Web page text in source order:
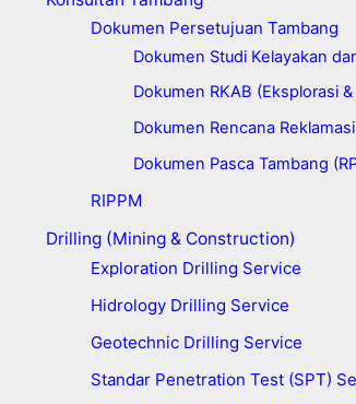
Dokumen Persetujuan Tambang
Dokumen Studi Kelayakan
Dokumen RKAB (Eksplorasi
Dokumen Rencana Reklamasi
Dokumen Pasca Tambang
RIPPM
Drilling (Mining & Construction)
Exploration Drilling Service
Hidrology Drilling Service
Geotechnic Drilling Service
Standar Penetration Test (SPT)